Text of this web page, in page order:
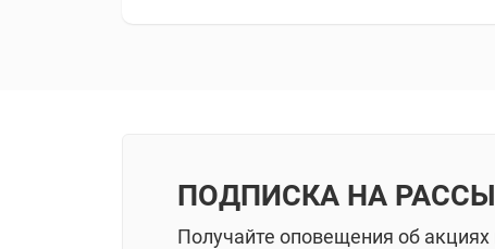
ПОДПИСКА НА
Получайте оповещения об